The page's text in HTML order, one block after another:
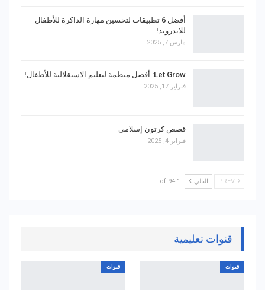
أفضل 6 تطبيقات لتحسين مهارة الذاكرة للأطفال
للاندرويد!
مارس 7, 2025
Let Grow: أفضل منظمة لتعليم الاستقلالية للأطفال!
فبراير 17, 2025
قصص كرتون إسلامي
فبراير 4, 2025
التالي 1 of 94
قنوات تعليمية
قنوات قنوات